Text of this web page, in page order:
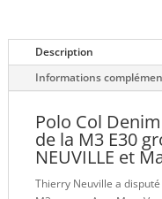
Description
Informations
Polo Col
de la M3 E30
NEUVILLE et
Thierry Neuville a